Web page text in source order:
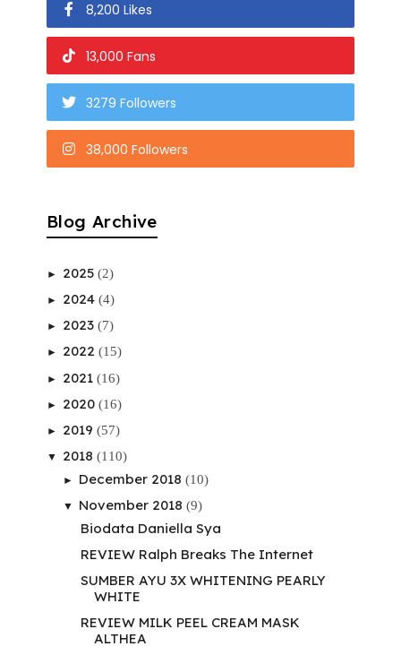
8,200 Likes
13,000 Fans
3279 Followers
38,000 Followers
Blog Archive
► 2025 (2)
► 2024 (4)
► 2023 (7)
► 2022 (15)
► 2021 (16)
► 2020 (16)
► 2019 (57)
▼ 2018 (110)
► December 2018 (10)
▼ November 2018 (9)
Biodata Daniella Sya
REVIEW Ralph Breaks The Internet
SUMBER AYU 3X WHITENING PEARLY
WHITE
REVIEW MILK PEEL CREAM MASK
ALTHEA